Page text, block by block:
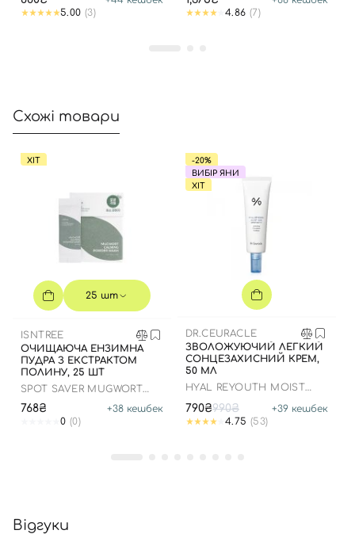
5.00 (3)
4.86 (7)
Схожі товари
ХІТ
25 шт
ISNTREE
ОЧИЩАЮЧА ЕНЗИМНА
ПУДРА З ЕКСТРАКТОМ
ПОЛИНУ, 25 ШТ
SPOT SAVER MUGWORT
768₴ +38 кешбек
0 (0)
-20%
ВИБІР ЯНИ
ХІТ
DR.CEURACLE
ЗВОЛОЖУЮЧИЙ ЛЕГКИЙ
СОНЦЕЗАХИСНИЙ КРЕМ,
50 МЛ
HYAL REYOUTH MOIST
790₴990₴ +39 кешбек
4.75 (53)
Відгуки
Реєстрація
Номер телефону
Відправляючи форму для авторизації/реєстрації ви
приймаєте умовиУгоди користувача
Далі
Увійти за допомогою e-mail